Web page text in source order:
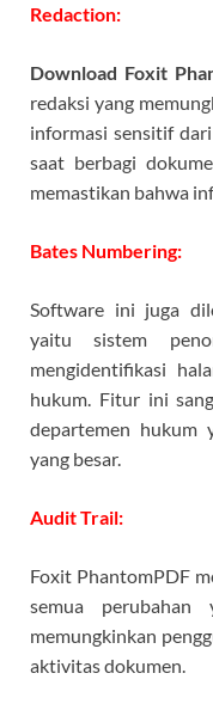
Redaction:
Download Foxit
redaksi yang
informasi sensitif
saat berbagi
memastikan bahwa
Bates Numbering:
Software ini juga
yaitu sistem
mengidentifikasi
hukum. Fitur ini
departemen hukum
yang besar.
Audit Trail:
Foxit PhantomPDF
semua perubahan
memungkinkan
aktivitas dokumen.